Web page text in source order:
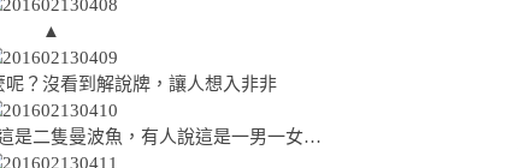
▲
？沒看到解說牌，讓人想入非非
是二隻曼波魚，有人說這是一男一女…